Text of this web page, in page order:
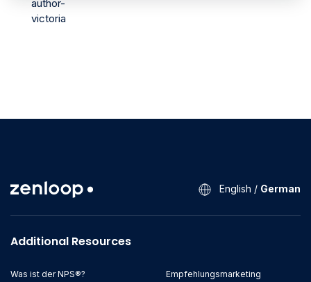
English / German
Additional Resources
Was ist der NPS®? Empfehlungsmarketing